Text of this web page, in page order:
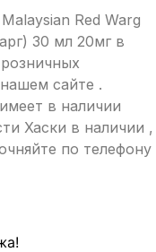
Red Warg
30 мл 20мг в
сайте .
в наличии
Хаски в наличии ,
по телефону